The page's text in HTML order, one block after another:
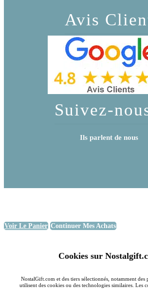
Avis
Suivez-
Ils parlent de nous
Voir Le Panier Continuer Mes Achats
Cookies sur
NostalGift.com et des tiers sélectionnés, notamment des
utilisent des cookies ou des technologies similaires. Les